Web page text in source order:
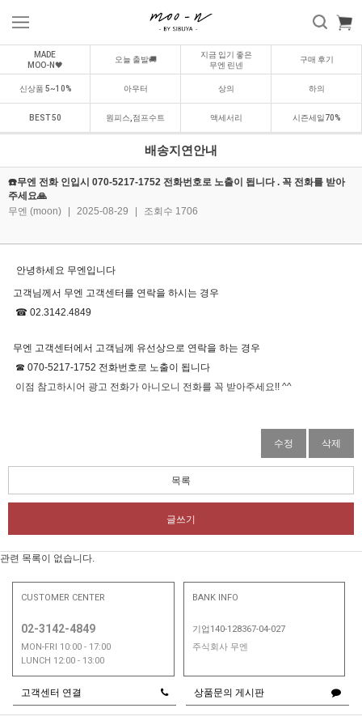
MADE
MOO-N🖤
오늘 출발🚚
지금 입기 좋은
무엔 린넨
구매 후기
신상품 5~10% 아우터 상의 하의
BEST 50 원피스,점프수트 액세서리 시즌세일70%
배송지연안내
☎️무엔 전화 인입시 070-5217-1752 전화번호로 노출이 됩니다 . 꼭 전화를 받아
주세요🙏
무엔 (moon)
2025-08-29 조회수 1706
안녕하세요 무엔입니다
고객님께서 무엔 고객센터를 연락을 하시는 경우
☎ 02.3142.4849
무엔 고객센터에서 고객님께 유선상으로 연락을 하는 경우
☎ 070-5217-1752 전화번호로 노출이 됩니다
이점 참고하시어 광고 전화가 아니오니 전화를 꼭 받아주세요!! ^^
수정 삭제
목록
글쓰기
관련 목록이 없습니다.
CUSTOMER CENTER
02-3142-4849
MON-FRI 10:00 - 17:00
LUNCH 12:00 - 13:00
BANK INFO
기업140-128367-04-027
주식회사 무엔
고객센터 연결 상품문의 게시판